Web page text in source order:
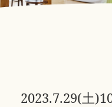
2023.7.29(土